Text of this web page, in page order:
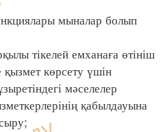
мыналар болып
тікелей емханаға өтініш
қызмет көрсету үшін
мәселелер
қабылдауына